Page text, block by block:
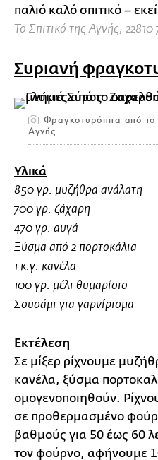
παλιό καλό σπιτικό –
Το Σπιτικό της Αγνής, 22810
Συριανή
Φραγκοτυρόπιτα από το
Αγνής.
Υλικά
850 γρ. μυζήθρα ανάλατη
700 γρ. ζάχαρη
470 γρ. αυγά
Ξύσμα από 2 πορτοκάλια
1 κ.γ. κανέλα
100 γρ. μέλι θυμαρίσιο
Σουσάμι για γαρνίρισμα
Εκτέλεση
Σε μίξερ ρίχνουμε
κανέλα, ξύσμα
ομογενοποιηθούν.
σε προθερμασμένο
βαθμούς για 50 έως 60
τον φούρνο, αφήνουμε